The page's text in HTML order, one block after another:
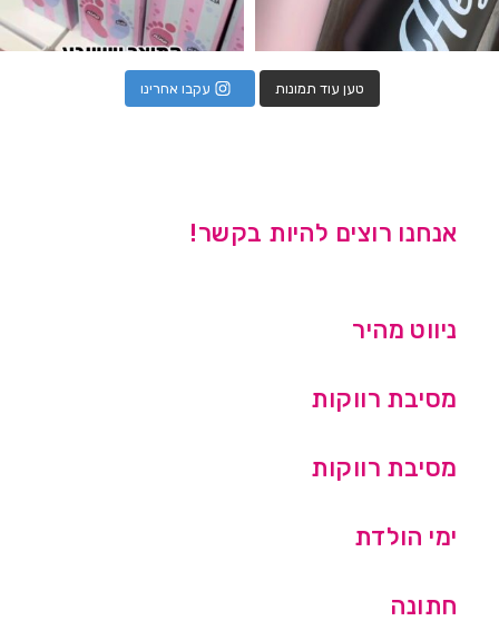
טען עוד תמונות עקבו אחרינו
אנחנו רוצים להיות בקשר!
ניווט מהיר
מסיבת רווקות
מסיבת רווקות
ימי הולדת
חתונה